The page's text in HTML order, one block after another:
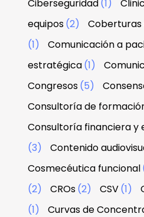
Ciberseguridad(1)
equipos(2) Coberturas
(1)
Comunicación a
estratégica(1)
Congresos(5)
Consultoría de
Consultoría financiera y
(3)
Contenido
Cosmecéutica funcional
(2)
CROs(2) CSV(1)
(1)
Curvas de